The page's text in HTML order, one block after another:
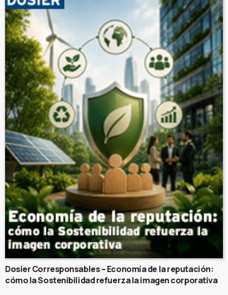
Dosier Corresponsables – Economía de la reputación:
cómo la Sostenibilidad refuerza la imagen corporativa